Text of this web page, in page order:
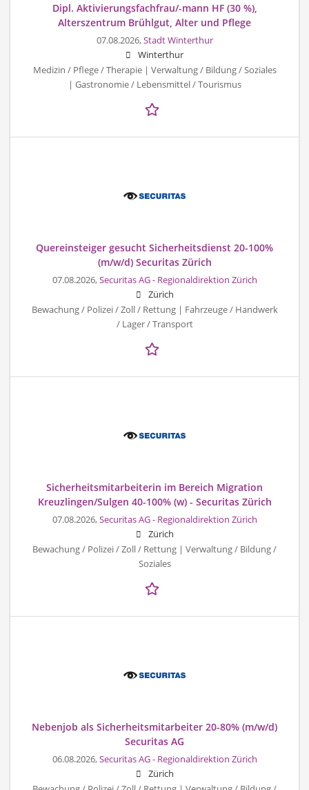
Dipl. Aktivierungsfachfrau/-mann HF (30 %),
Alterszentrum Brühlgut, Alter und Pflege
07.08.2026,Stadt Winterthur
Winterthur
Medizin / Pflege / Therapie | Verwaltung / Bildung / Soziales
| Gastronomie / Lebensmittel / Tourismus
Quereinsteiger gesucht Sicherheitsdienst 20-100%
(m/w/d) Securitas Zürich
07.08.2026,Securitas AG - Regionaldirektion Zürich
Zürich
Bewachung / Polizei / Zoll / Rettung | Fahrzeuge / Handwerk
/ Lager / Transport
Sicherheitsmitarbeiterin im Bereich Migration
Kreuzlingen/Sulgen 40-100% (w) - Securitas Zürich
07.08.2026,Securitas AG - Regionaldirektion Zürich
Zürich
Bewachung / Polizei / Zoll / Rettung | Verwaltung / Bildung /
Soziales
Nebenjob als Sicherheitsmitarbeiter 20-80% (m/w/d)
Securitas AG
06.08.2026,Securitas AG - Regionaldirektion Zürich
Zürich